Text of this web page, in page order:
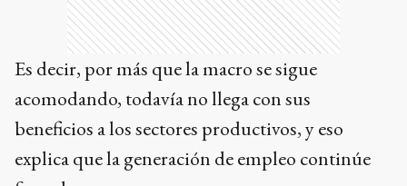
Es decir, por más que la macro se sigue
acomodando, todavía no llega con sus
beneficios a los sectores productivos, y eso
explica que la generación de empleo continúe